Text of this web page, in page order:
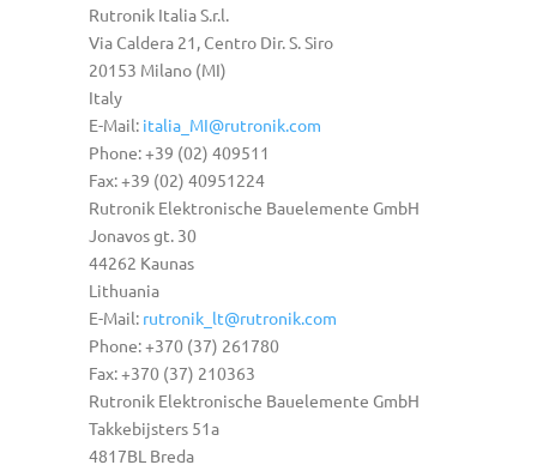
Rutronik Italia S.r.l.
Via Caldera 21, Centro Dir. S. Siro
20153 Milano (MI)
Italy
E-Mail: italia_MI@rutronik.com
Phone: +39 (02) 409511
Fax: +39 (02) 40951224
Rutronik Elektronische Bauelemente GmbH
Jonavos gt. 30
44262 Kaunas
Lithuania
E-Mail: rutronik_lt@rutronik.com
Phone: +370 (37) 261780
Fax: +370 (37) 210363
Rutronik Elektronische Bauelemente GmbH
Takkebijsters 51a
4817BL Breda